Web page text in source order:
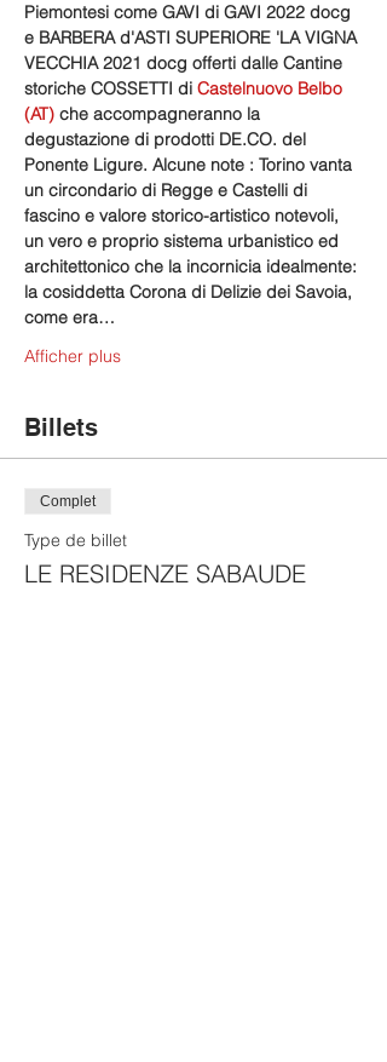
Piemontesi come GAVI di GAVI 2022 docg
e BARBERA d'ASTI SUPERIORE 'LA VIGNA
VECCHIA 2021 docg offerti dalle Cantine
storiche COSSETTI di Castelnuovo Belbo
(AT) che accompagneranno la
degustazione di prodotti DE.CO. del
Ponente Ligure. Alcune note : Torino vanta
un circondario di Regge e Castelli di
fascino e valore storico-artistico notevoli,
un vero e proprio sistema urbanistico ed
architettonico che la incornicia idealmente:
la cosiddetta Corona di Delizie dei Savoia,
come era…
Afficher plus
Billets
Complet
Type de billet
LE RESIDENZE SABAUDE